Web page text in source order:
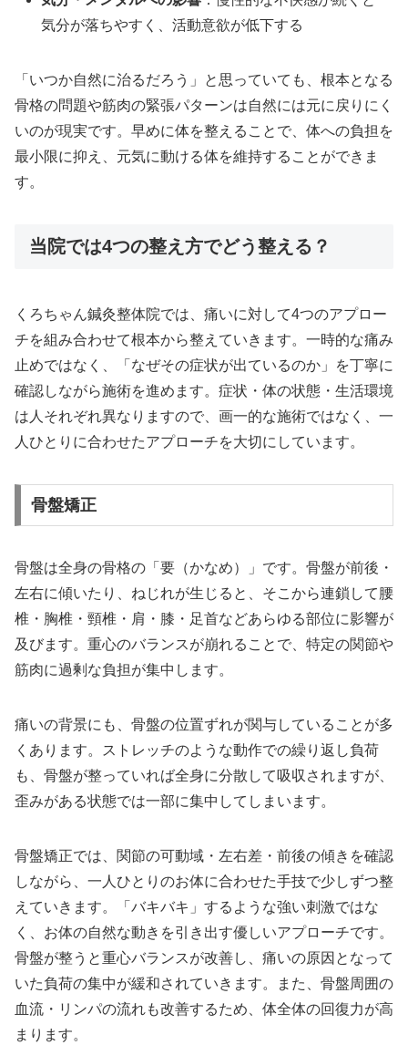
気分が落ちやすく、活動意欲が低下する
「いつか自然に治るだろう」と思っていても、根本となる
骨格の問題や筋肉の緊張パターンは自然には元に戻りにく
いのが現実です。早めに体を整えることで、体への負担を
最小限に抑え、元気に動ける体を維持することができま
す。
当院では4つの整え方でどう整える？
くろちゃん鍼灸整体院では、痛いに対して4つのアプロー
チを組み合わせて根本から整えていきます。一時的な痛み
止めではなく、「なぜその症状が出ているのか」を丁寧に
確認しながら施術を進めます。症状・体の状態・生活環境
は人それぞれ異なりますので、画一的な施術ではなく、一
人ひとりに合わせたアプローチを大切にしています。
骨盤矯正
骨盤は全身の骨格の「要（かなめ）」です。骨盤が前後・
左右に傾いたり、ねじれが生じると、そこから連鎖して腰
椎・胸椎・頸椎・肩・膝・足首などあらゆる部位に影響が
及びます。重心のバランスが崩れることで、特定の関節や
筋肉に過剰な負担が集中します。
痛いの背景にも、骨盤の位置ずれが関与していることが多
くあります。ストレッチのような動作での繰り返し負荷
も、骨盤が整っていれば全身に分散して吸収されますが、
歪みがある状態では一部に集中してしまいます。
骨盤矯正では、関節の可動域・左右差・前後の傾きを確認
しながら、一人ひとりのお体に合わせた手技で少しずつ整
えていきます。「バキバキ」するような強い刺激ではな
く、お体の自然な動きを引き出す優しいアプローチです。
骨盤が整うと重心バランスが改善し、痛いの原因となって
いた負荷の集中が緩和されていきます。また、骨盤周囲の
血流・リンパの流れも改善するため、体全体の回復力が高
まります。